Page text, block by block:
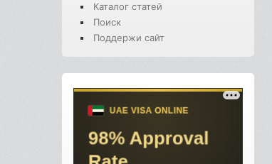
Каталог статей
Поиск
Поддержи сайт